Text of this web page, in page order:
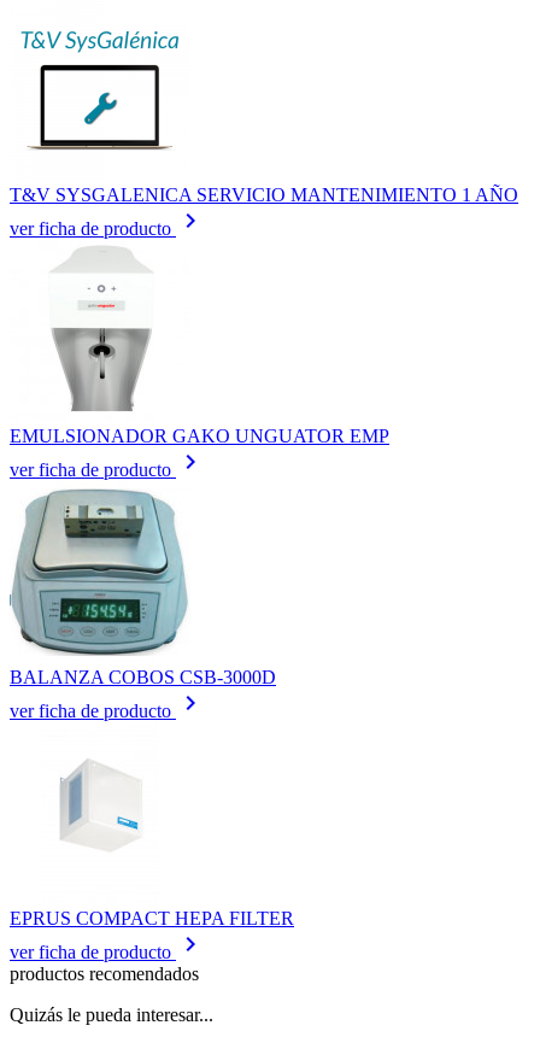
T&V SYSGALENICA SERVICIO MANTENIMIENTO 1 AÑO
ver ficha de producto
keyboard_arrow_right
EMULSIONADOR GAKO UNGUATOR EMP
ver ficha de producto
keyboard_arrow_right
BALANZA COBOS CSB-3000D
ver ficha de producto
keyboard_arrow_right
EPRUS COMPACT HEPA FILTER
ver ficha de producto
keyboard_arrow_right
productos recomendados
Quizás le pueda interesar...